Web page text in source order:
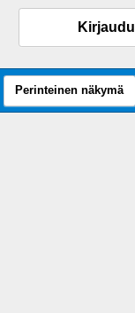
Kirjaudu
Perinteinen näkymä